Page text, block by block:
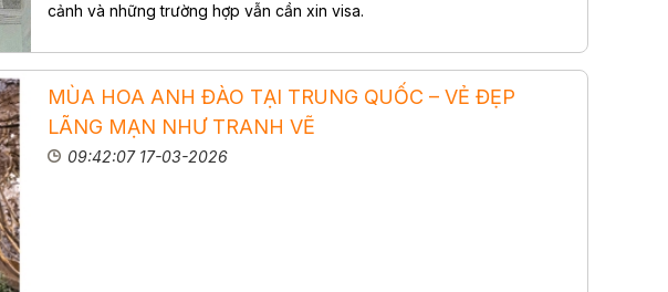
cảnh và những trường hợp vẫn cần xin visa.
MÙA HOA ANH ĐÀO TẠI TRUNG QUỐC – VẺ ĐẸP
LÃNG MẠN NHƯ TRANH VẼ
09:42:07 17-03-2026